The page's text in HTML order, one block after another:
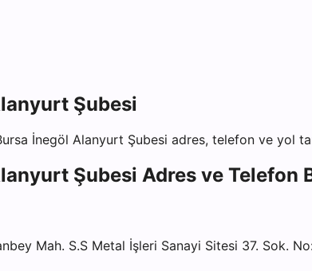
Şubesi
İnegöl Alanyurt Şubesi adres, telefon ve yol
Şubesi Adres ve Telefon
Mah. S.S Metal İşleri Sanayi Sitesi 37. Sok.